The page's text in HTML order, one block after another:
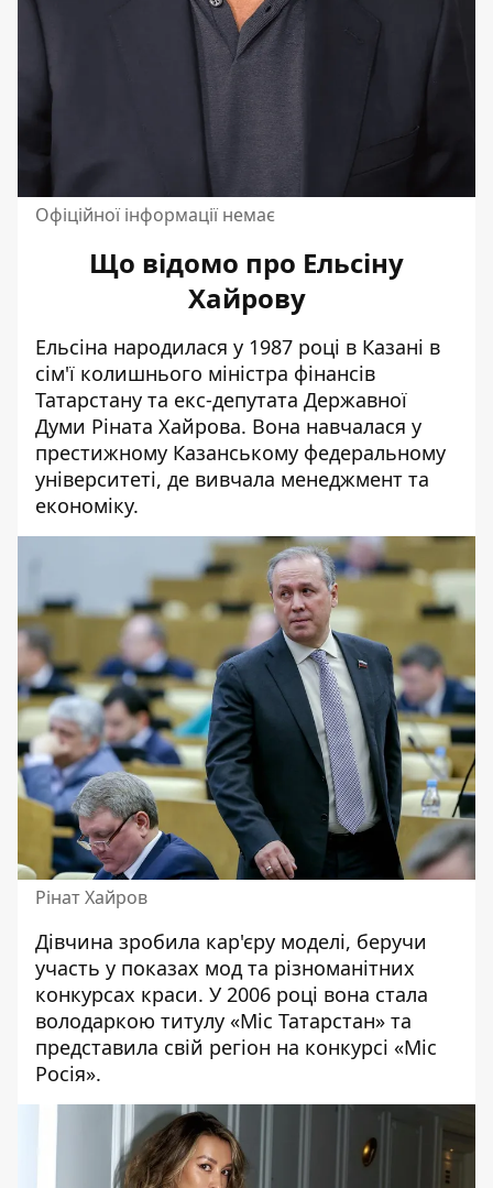
Офіційної інформації немає
Що відомо про Ельсіну
Хайрову
Ельсіна народилася у 1987 році в Казані в
сім'ї колишнього міністра фінансів
Татарстану та екс-депутата Державної
Думи Ріната Хайрова. Вона навчалася у
престижному Казанському федеральному
університеті, де вивчала менеджмент та
економіку.
Рінат Хайров
Дівчина зробила кар'єру моделі, беручи
участь у показах мод та різноманітних
конкурсах краси. У 2006 році вона стала
володаркою титулу «Міс Татарстан» та
представила свій регіон на конкурсі «Міс
Росія».